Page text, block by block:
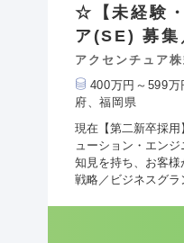
☆【未経験
ア(SE) 募集
アクセンチュア
400万円～599万
府、福岡県
現在【第二新卒採
ューション・エン
知見を持ち、お客
戦略／ビジネスグ